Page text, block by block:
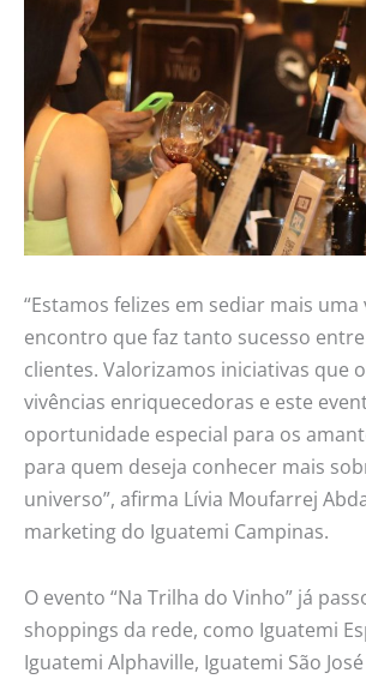
“Estamos felizes em sediar mais uma
encontro que faz tanto sucesso
clientes. Valorizamos iniciativas que
vivências enriquecedoras e este
oportunidade especial para os
para quem deseja conhecer mais
universo”, afirma Lívia Moufarrej
marketing do Iguatemi Campinas.
O evento “Na Trilha do Vinho” já
shoppings da rede, como Iguatemi
Iguatemi Alphaville, Iguatemi São